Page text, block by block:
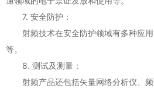
7. 安全防护：
射频技术在安全防护领域有多种应用
等。
8. 测试及测量：
射频产品还包括矢量网络分析仪、频